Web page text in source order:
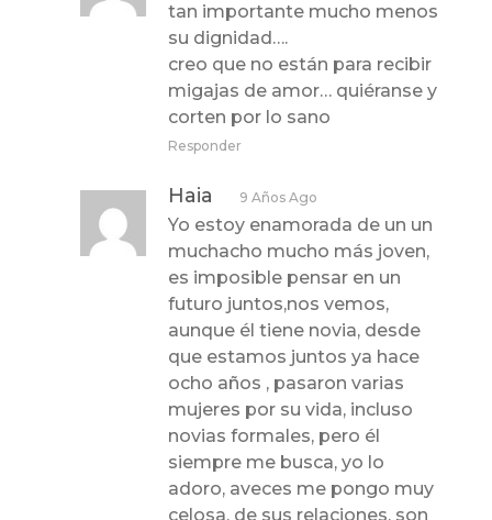
tan importante mucho menos
su dignidad….
creo que no están para recibir
migajas de amor… quiéranse y
corten por lo sano
Responder
Haia 9 Años Ago
Yo estoy enamorada de un un
muchacho mucho más joven,
es imposible pensar en un
futuro juntos,nos vemos,
aunque él tiene novia, desde
que estamos juntos ya hace
ocho años , pasaron varias
mujeres por su vida, incluso
novias formales, pero él
siempre me busca, yo lo
adoro, aveces me pongo muy
celosa, de sus relaciones, son